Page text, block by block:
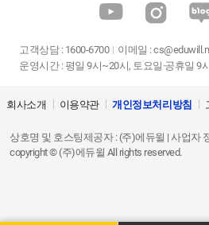
고객상담: 1600-6700 이메일 :
운영시간 : 평일 9시~20시, 토요일·공휴일 9
회사소개 이용약관 개인정보처리방침
상호명 및 호스팅제공자 : (주)에듀윌 | 사업자
copyright © (주)에듀윌 All rights reserved.